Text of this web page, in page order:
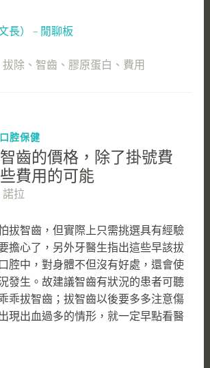
長） – 閒聊板
拔除 、 智齒 、 膠原蛋白 、 費用
腔保健
齒的價格，除了掛號費
費用的可能
諾拉
拔智齒，但實際上只需挑選具有經驗
擔心了，另外牙醫生指出這些早該拔
腔中，對身體不但沒有好處，還會使
發生。故建議智齒有狀況的患者可聽
乖拔智齒；拔智齒以後要多多注意傷
現出血過多的情形，就一定早點看醫